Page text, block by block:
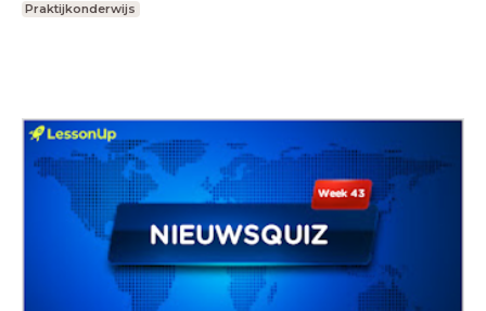
Praktijkonderwijs